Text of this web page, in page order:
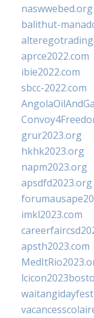
naswwebed.org
balithut-
aprce2022.com
ibie2022.com
sbcc-2022.com
grur2023.org
hkhk2023.org
napm2023.org
apsdfd2023.org
imkl2023.com
apsth2023.com